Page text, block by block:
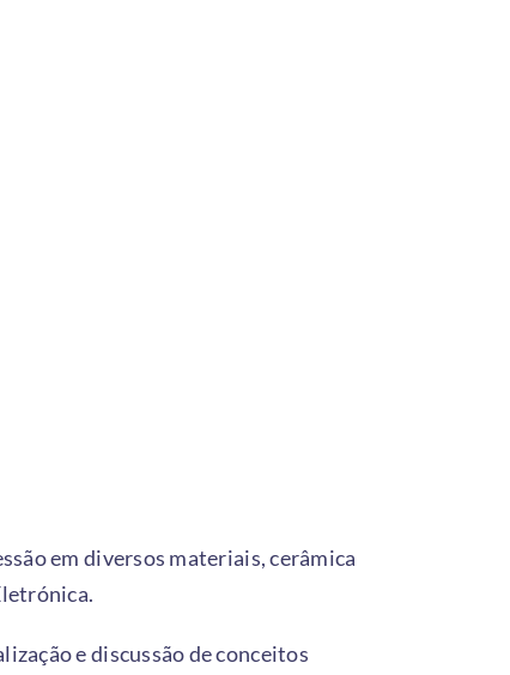
em diversos materiais, cerâmica
e discussão de conceitos